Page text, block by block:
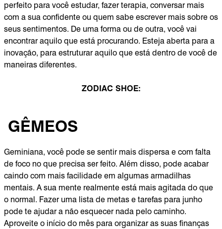
perfeito para você estudar, fazer terapia, conversar mais
com a sua confidente ou quem sabe escrever mais sobre os
seus sentimentos. De uma forma ou de outra, você vai
encontrar aquilo que está procurando. Esteja aberta para a
inovação, para estruturar aquilo que está dentro de você de
maneiras diferentes.
ZODIAC SHOE:
GÊMEOS
Geminiana, você pode se sentir mais dispersa e com falta
de foco no que precisa ser feito. Além disso, pode acabar
caindo com mais facilidade em algumas armadilhas
mentais. A sua mente realmente está mais agitada do que
o normal. Fazer uma lista de metas e tarefas para junho
pode te ajudar a não esquecer nada pelo caminho.
Aproveite o início do mês para organizar as suas finanças